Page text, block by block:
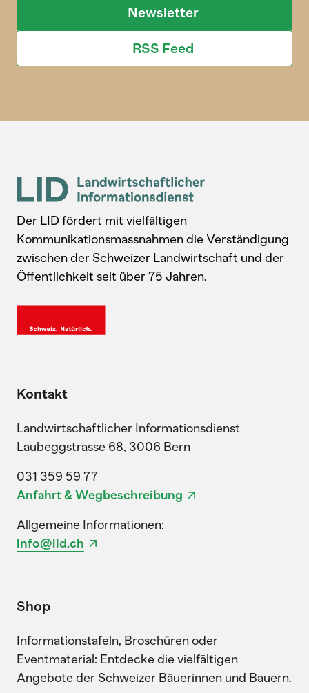
Newsletter
RSS Feed
Der LID fördert mit vielfältigen
Kommunikationsmassnahmen die Verständigung
zwischen der Schweizer Landwirtschaft und der
Öffentlichkeit seit über 75 Jahren.
Kontakt
Landwirtschaftlicher Informationsdienst
Laubeggstrasse 68, 3006 Bern
031 359 59 77
Anfahrt & Wegbeschreibung
Allgemeine Informationen:
info@lid.ch
Shop
Informationstafeln, Broschüren oder
Eventmaterial: Entdecke die vielfältigen
Angebote der Schweizer Bäuerinnen und Bauern.